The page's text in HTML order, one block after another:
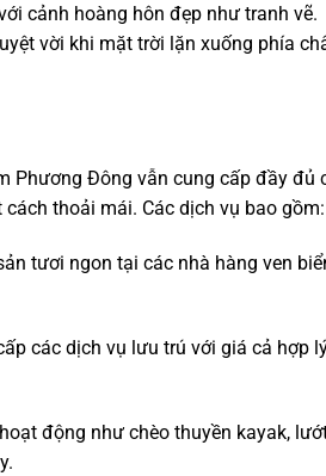
cảnh hoàng hôn đẹp như tranh vẽ.
vời khi mặt trời lặn xuống phía
Phương Đông vẫn cung cấp đầy đủ
thoải mái. Các dịch vụ bao gồm:
tươi ngon tại các nhà hàng ven
các dịch vụ lưu trú với giá cả hợp
động như chèo thuyền kayak,